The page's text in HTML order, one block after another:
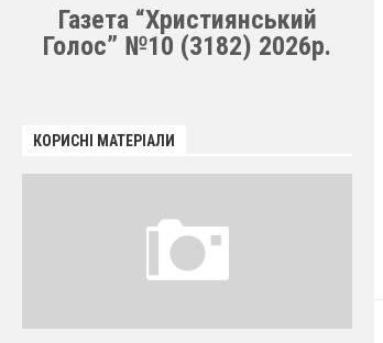
Газета “Християнський
Голос” №10 (3182) 2026р.
КОРИСНІ МАТЕРІАЛИ